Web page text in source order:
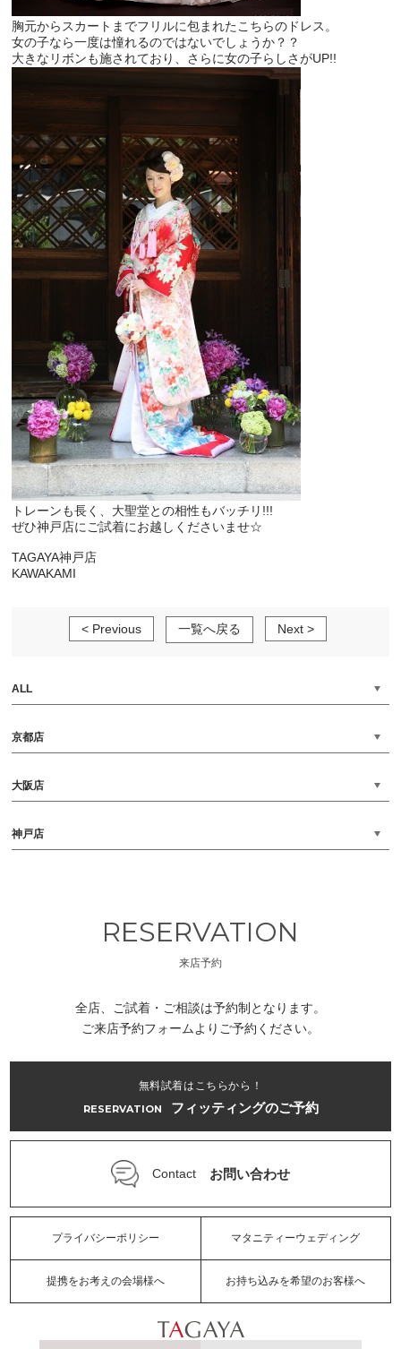
胸元からスカートまでフリルに包まれたこちらのドレス。
女の子なら一度は憧れるのではないでしょうか？？
大きなリボンも施されており、さらに女の子らしさがUP!!
トレーンも長く、大聖堂との相性もバッチリ!!!
ぜひ神戸店にご試着にお越しくださいませ☆
TAGAYA神戸店
KAWAKAMI
< Previous 一覧へ戻る Next >
ALL
京都店
大阪店
神戸店
RESERVATION
来店予約
全店、ご試着・ご相談は予約制となります。
ご来店予約フォームよりご予約ください。
無料試着はこちらから！
RESERVATION
フィッティングのご予約
Contact お問い合わせ
プライバシーポリシー マタニティーウェディング
提携をお考えの会場様へ お持ち込みを希望のお客様へ